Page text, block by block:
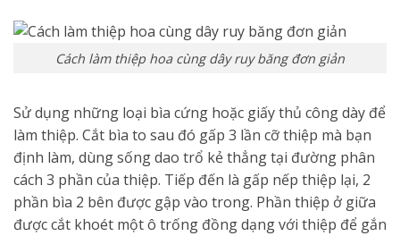
Cách làm thiệp hoa cùng dây ruy băng đơn giản
Sử dụng những loại bìa cứng hoặc giấy thủ công dày để
làm thiệp. Cắt bìa to sau đó gấp 3 lần cỡ thiệp mà bạn
định làm, dùng sống dao trổ kẻ thẳng tại đường phân
cách 3 phần của thiệp. Tiếp đến là gấp nếp thiệp lại, 2
phần bìa 2 bên được gập vào trong. Phần thiệp ở giữa
được cắt khoét một ô trống đồng dạng với thiệp để gắn